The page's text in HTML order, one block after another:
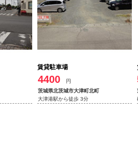
賃貸駐車場
4400
円
茨城県北茨城市大津町北町
大津港駅から徒歩 3分